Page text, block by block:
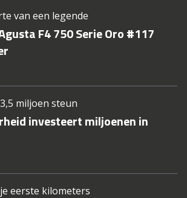
van een legende
F4 750 Serie Oro #117
miljoen steun
investeert miljoenen in
eerste kilometers